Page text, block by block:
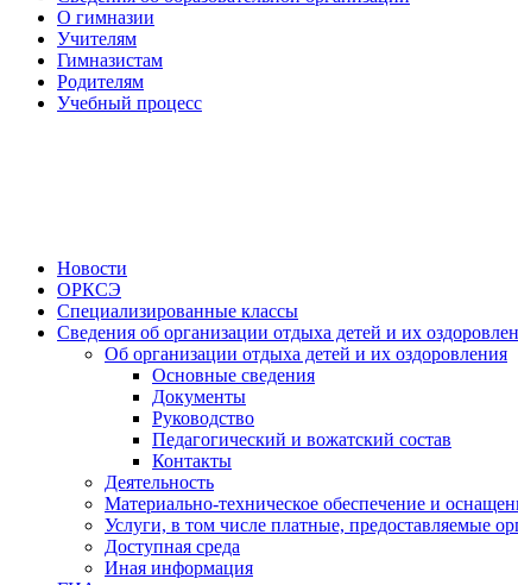
О гимназии
Учителям
Гимназистам
Родителям
Учебный процесс
Новости
ОРКСЭ
Специализированные классы
Сведения об организации отдыха детей и их
Об организации отдыха детей и их оздоровления
Основные сведения
Документы
Руководство
Педагогический и вожатский состав
Контакты
Деятельность
Материально-техническое обеспечение и
Услуги, в том числе платные, предоставляемые
Доступная среда
Иная информация